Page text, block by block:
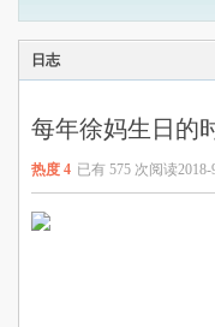
日志
每年徐妈生日的
热度 4 已有 575 次阅读2018-